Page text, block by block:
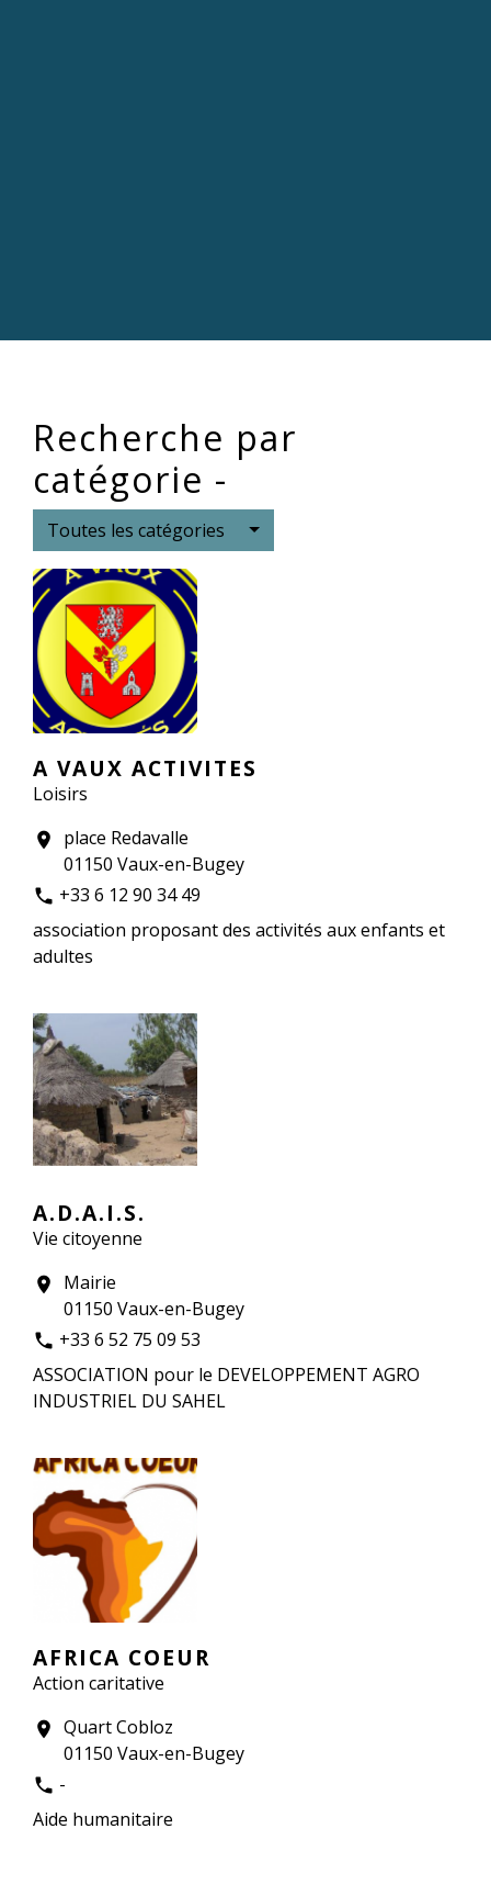
Recherche par
catégorie -
Toutes les catégories
A VAUX ACTIVITES
Loisirs
location_on
place Redavalle
01150 Vaux-en-Bugey
phone +33 6 12 90 34 49
association proposant des activités aux enfants et
adultes
A.D.A.I.S.
Vie citoyenne
location_on
Mairie
01150 Vaux-en-Bugey
phone +33 6 52 75 09 53
ASSOCIATION pour le DEVELOPPEMENT AGRO
INDUSTRIEL DU SAHEL
AFRICA COEUR
Action caritative
location_on Quart Cobloz
01150 Vaux-en-Bugey
phone -
Aide humanitaire